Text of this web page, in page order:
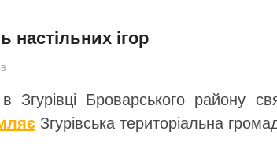
настільних ігор
Броварського району
Згурівська територіальна